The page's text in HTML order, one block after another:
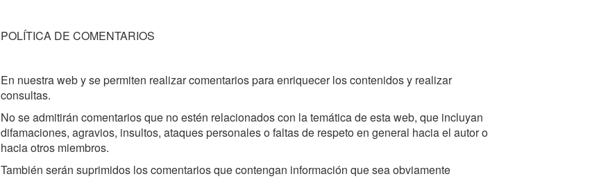
POLÍTICA DE COMENTARIOS
En nuestra web y se permiten realizar comentarios para enriquecer los contenidos y realizar
consultas.
No se admitirán comentarios que no estén relacionados con la temática de esta web, que incluyan
difamaciones, agravios, insultos, ataques personales o faltas de respeto en general hacia el autor o
hacia otros miembros.
También serán suprimidos los comentarios que contengan información que sea obviamente